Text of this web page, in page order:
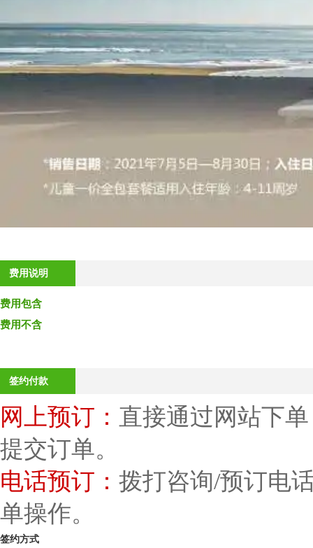
费用说明
费用包含
费用不含
签约付款
网上预订： 直接通过网站下
提交订单。
电话预订： 拨打咨询/预订电
单操作。
签约方式